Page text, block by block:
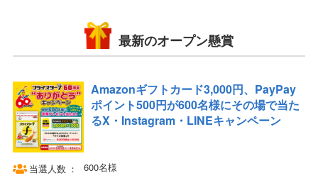
最新のオープン懸賞
Amazonギフトカード3,000円、PayPay
ポイント500円が600名様にその場で当た
るX・Instagram・LINEキャンペーン
当選人数
600名様